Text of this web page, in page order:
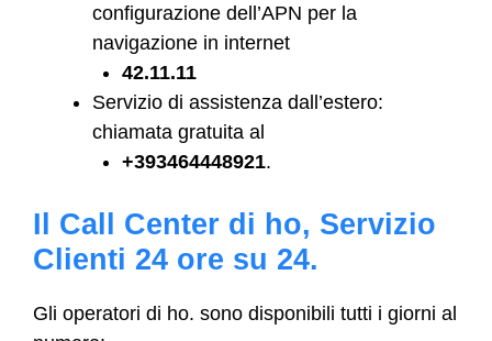
configurazione dell’APN per la
navigazione in internet
42.11.11
Servizio di assistenza dall’estero:
chiamata gratuita al
+393464448921.
Il Call Center di ho, Servizio
Clienti 24 ore su 24.
Gli operatori di ho. sono disponibili tutti i giorni al